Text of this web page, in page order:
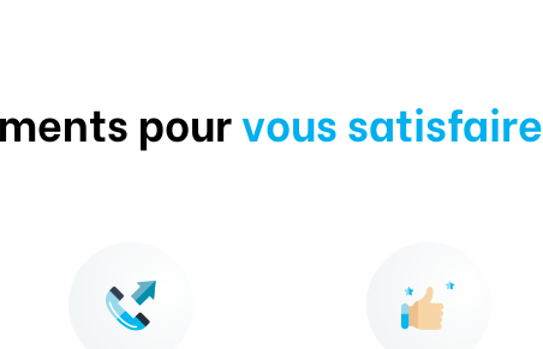
pourvous satisfaire